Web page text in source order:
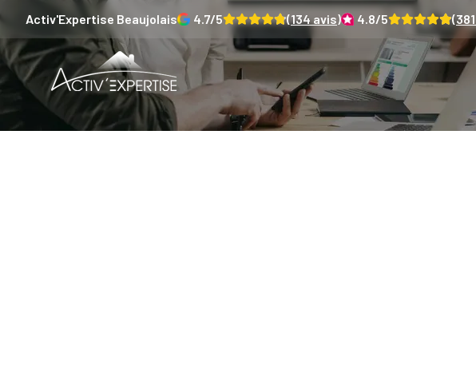
Activ'Expertise Beaujolais 4.7/5 (134avis) 4.8/5 (381